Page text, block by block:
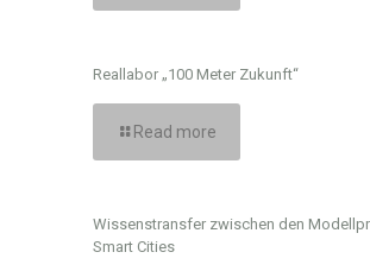
Reallabor „100 Meter Zukunft“
Read more
Wissenstransfer zwischen den
Smart Cities